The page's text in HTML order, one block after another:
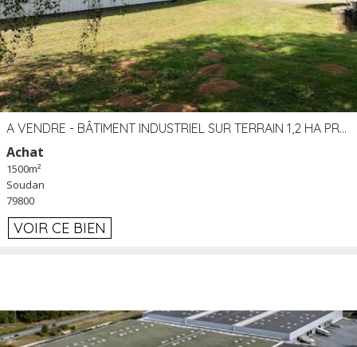
A VENDRE - BÂTIMENT INDUSTRIEL SUR TERRAIN 1,2 HA PROCHE ÉCHANGEUR A10 - SOUDAN (79)
Achat
1500m²
Soudan
79800
VOIR CE BIEN